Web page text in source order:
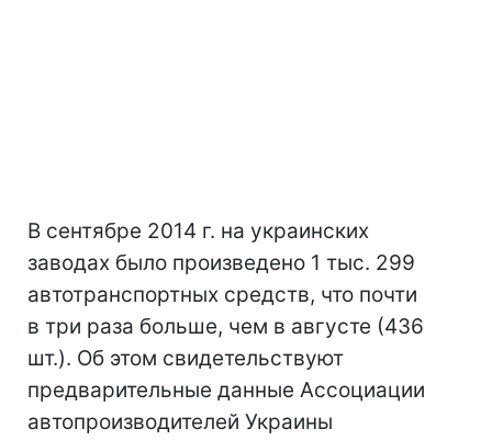
В сентябре 2014 г. на украинских
заводах было произведено 1 тыс. 299
автотранспортных средств, что почти
в три раза больше, чем в августе (436
шт.). Об этом свидетельствуют
предварительные данные Ассоциации
автопроизводителей Украины